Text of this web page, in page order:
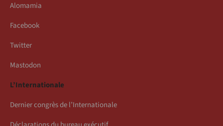
Alomamia
Facebook
Twitter
Mastodon
L’Internationale
Dernier congrès de l’Internationale